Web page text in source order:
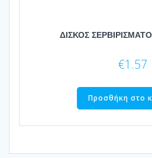
ΔΙΣΚΟΣ
€1.57
Προσθήκη στο